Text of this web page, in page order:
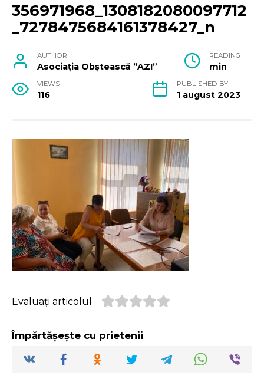
356971968_1308182080097712
_7278475684161378427_n
AUTHOR
Asociația Obștească ”AZI”
READING
min
VIEWS
116
PUBLISHED BY
1 august 2023
Evaluați articolul
Împărtășește cu prietenii